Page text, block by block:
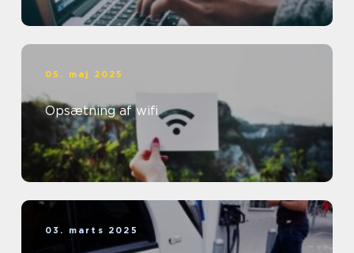
05. maj 2025
Opsætning af wifi
03. marts 2025